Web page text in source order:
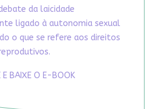
da laicidade
ligado à autonomia sexual
o que se refere aos direitos
E BAIXE O E-BOOK